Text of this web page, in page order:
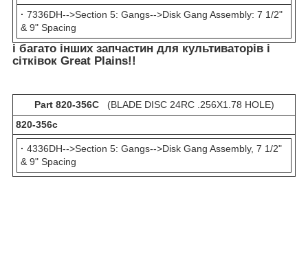
· 7336DH-->Section 5: Gangs-->Disk Gang Assembly: 7 1/2"
& 9" Spacing
і багато інших запчастин для культиваторів і
сітківок Great Plains!!
Part 820-356C(BLADE DISC 24RC .256X1.78 HOLE)
820-356с
· 4336DH-->Section 5: Gangs-->Disk Gang Assembly, 7 1/2"
& 9" Spacing